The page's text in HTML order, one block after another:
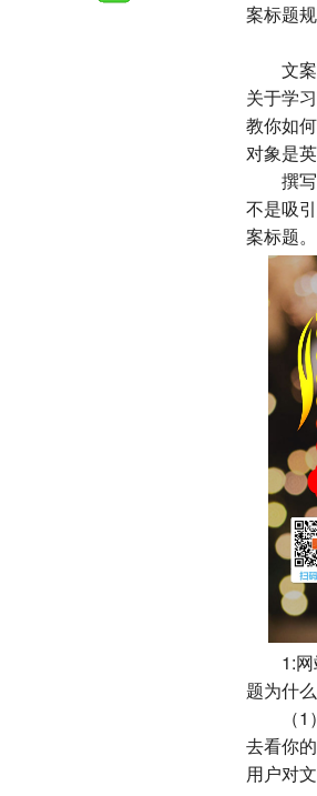
案标题
文案
关于学
教你如
对象是
撰写
不是吸
案标题。
1:网站
题为什
（1）
去看你
用户对